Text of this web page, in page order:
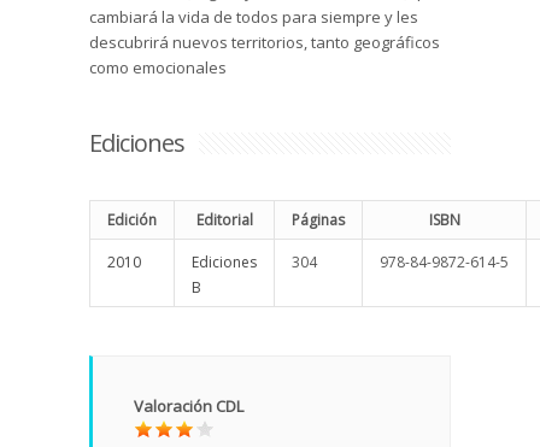
cambiará la vida de todos para siempre y les
descubrirá nuevos territorios, tanto geográficos
como emocionales
Ediciones
Edición Editorial Páginas ISBN
2010
Ediciones
B
304 978-84-9872-614-5
Valoración CDL